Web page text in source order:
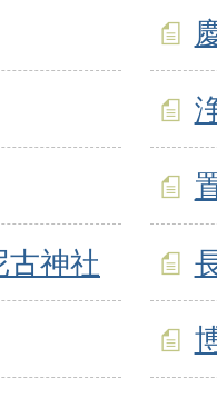
古神社